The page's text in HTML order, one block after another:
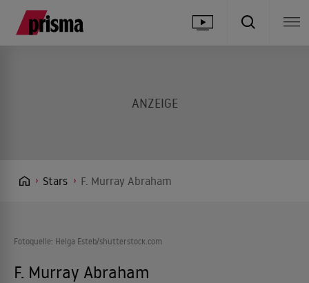
Stars F. Murray Abraham
Fotoquelle: Helga Esteb/shutterstock.com
F. Murray Abraham